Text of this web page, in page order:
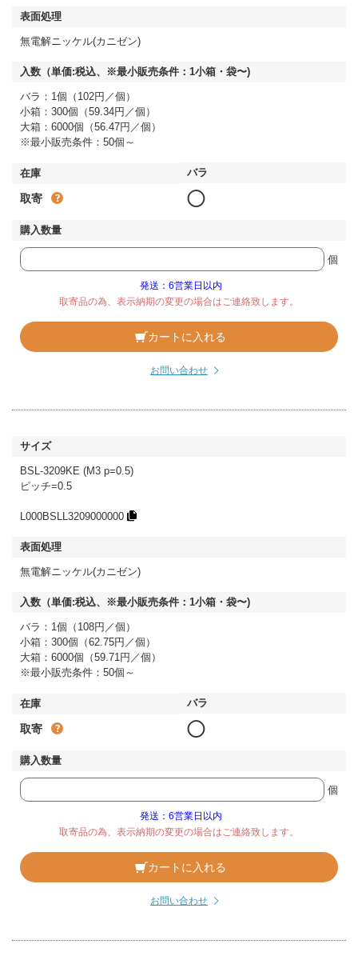
無電解ニッケル(カニゼン)
バラ：1個（102円／個）
小箱：300個（59.34円／個）
大箱：6000個（56.47円／個）
※最小販売条件：50個～
取寄 ◯
個
発送：6営業日以内
取寄品の為、表示納期の変更の場合はご連絡致します。
カートに入れる
お問い合わせ
BSL-3209KE (M3 p=0.5)
ピッチ=0.5
L000BSLL3209000000
無電解ニッケル(カニゼン)
バラ：1個（108円／個）
小箱：300個（62.75円／個）
大箱：6000個（59.71円／個）
※最小販売条件：50個～
取寄 ◯
個
発送：6営業日以内
取寄品の為、表示納期の変更の場合はご連絡致します。
カートに入れる
お問い合わせ